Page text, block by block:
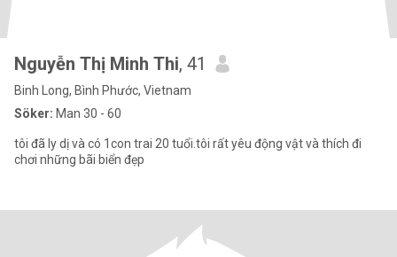
Nguyễn Thị Minh Thi, 41
Binh Long, Bình Phước, Vietnam
Söker: Man 30 - 60
tôi đã ly dị và có 1con trai 20 tuổi.tôi rất yêu động vật và thích đi
chơi những bãi biển đẹp